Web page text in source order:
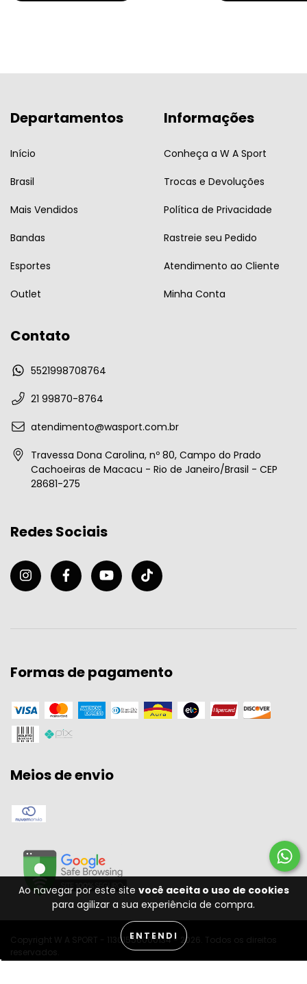
Ao navegar por este site você aceita o uso de cookies
para agilizar a sua experiência de compra.
ENTENDI
Departamentos
Início
Brasil
Mais Vendidos
Bandas
Esportes
Outlet
Informações
Conheça a W A Sport
Trocas e Devoluções
Política de Privacidade
Rastreie seu Pedido
Atendimento ao Cliente
Minha Conta
Contato
5521998708764
21 99870-8764
atendimento@wasport.com.br
Travessa Dona Carolina, nº 80, Campo do Prado
Cachoeiras de Macacu - Rio de Janeiro/Brasil - CEP
28681-275
Redes Sociais
Formas de pagamento
Meios de envio
Copyright W A SPORT - 11301556000134 - 2026. Todos os direitos
reservados.